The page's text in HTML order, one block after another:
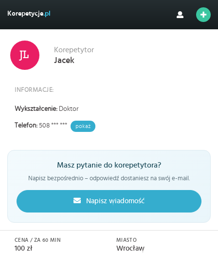
Korepetycje.pl
Korepetytor
Jacek
INFORMACJE:
Wykształcenie: Doktor
Telefon: 508 *** *** pokaż
Masz pytanie do korepetytora?
Napisz bezpośrednio – odpowiedź dostaniesz na swój e-mail.
Napisz wiadomość
CENA / ZA 60 MIN
100 zł
MIASTO
Wrocław